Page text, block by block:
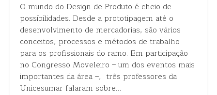
O mundo do Design de Produto é cheio de
possibilidades. Desde a prototipagem até o
desenvolvimento de mercadorias, são vários
conceitos, processos e métodos de trabalho
para os profissionais do ramo. Em participação
no Congresso Moveleiro – um dos eventos mais
importantes da área –, três professores da
Unicesumar falaram sobre…